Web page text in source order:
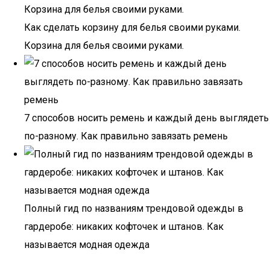
Как сделать корзину для белья своими руками.
Корзина для белья своими руками.
7 способов носить ремень и каждый день выглядеть
по-разному. Как правильно завязать ремень
Полный гид по названиям трендовой одежды в
гардеробе: никаких кофточек и штанов. Как
называется модная одежда